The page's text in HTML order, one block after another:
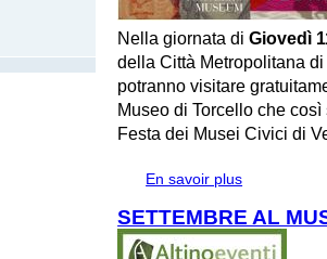
Nella giornata diGiovedì
della Città Metropolitana
potranno visitare
Museo di Torcello che
Festa dei Musei Civici di
En savoir plus
SETTEMBRE AL